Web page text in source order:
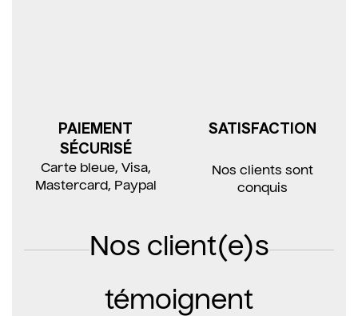
PAIEMENT
SÉCURISÉ
Carte bleue, Visa,
Mastercard, Paypal
SATISFACTION
Nos clients sont
conquis
Nos client(e)s
témoignent